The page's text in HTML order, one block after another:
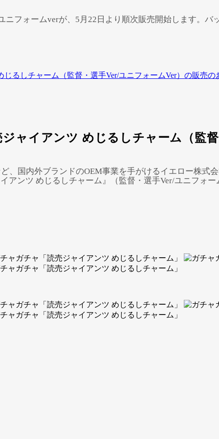
フォームverが、5月22日より順次販売開始します。
るしチャーム（監督・選手Ver/ユニフォームVer）の販売の
ャイアンツ めじるしチャーム（監
、国内外ブランドのOEM事業を手がけるイエロー株
アンツ めじるしチャーム』（監督・選手Ver/ユニフォ